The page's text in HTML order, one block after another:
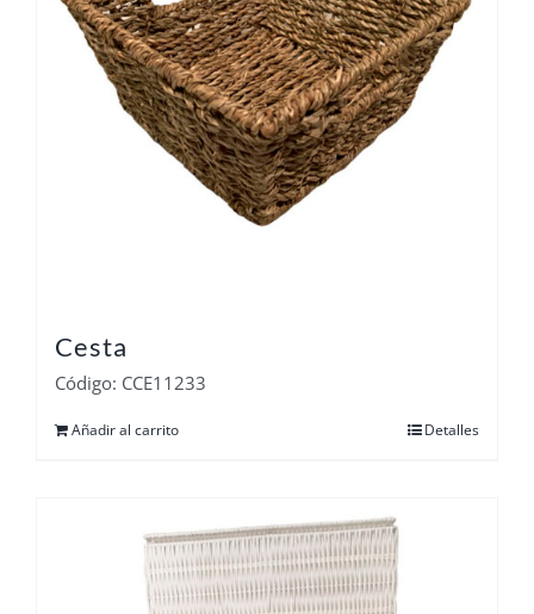
Cesta
Código: CCE11233
Añadir al carrito Detalles